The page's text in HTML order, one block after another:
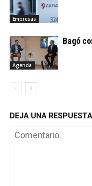
Empresas
Agenda
Bagó
DEJA UNA RESPUESTA